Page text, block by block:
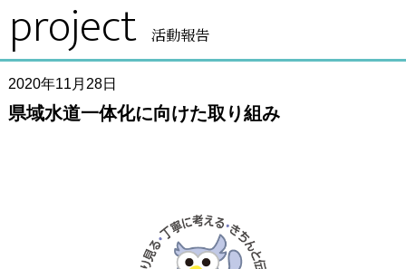
project 活動報告
2020年11月28日
県域水道一体化に向けた取り組み